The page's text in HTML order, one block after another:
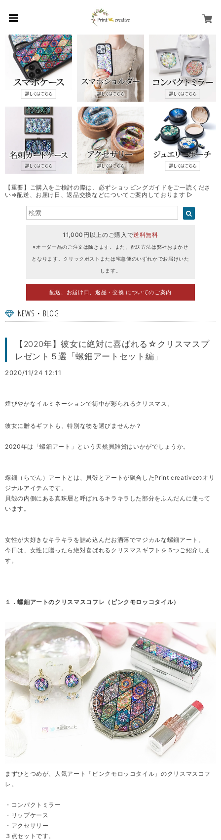
土日祝は発送ならびにお問い合わせ対応はお休みしております。
11,000円以上のご購入で送料無料
※オーダー品のご注文は除きます。また、配送方法は弊社おまかせ
となります。クリックポストまたは宅急便のいずれかでお届けいた
します。
配送、お届け日、返品・交換 についてのご案内
NEWS・BLOG
【2020年】彼女に絶対に喜ばれる☆クリスマスプ
レゼント５選「螺鈿アートセット編」
2020/11/24 12:11
煌びやかなイルミネーションで街中が彩られるクリスマス。
彼女に贈るギフトも、特別な物を選びませんか？
2020年は「螺鈿アート」という天然貝雑貨はいかがでしょうか。
螺鈿（らでん）アートとは、貝殻とアートが融合したPrint creativeのオリ
ジナルアイテムです。
貝殻の内側にある真珠層と呼ばれるキラキラした部分をふんだんに使って
います。
女性が大好きなキラキラを詰め込んだお洒落でマジカルな螺鈿アート。
今日は、女性に贈ったら絶対喜ばれるクリスマスギフトを５つご紹介しま
す。
１．螺鈿アートのクリスマスコフレ（ピンクモロッコタイル）
まずひとつめが、人気アート「ピンクモロッコタイル」のクリスマスコフ
レ。
・コンパクトミラー
・リップケース
・アクセサリー
３点セットです。